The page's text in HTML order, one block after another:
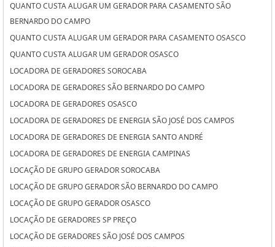
QUANTO CUSTA ALUGAR UM GERADOR PARA CASAMENTO SÃO
BERNARDO DO CAMPO
QUANTO CUSTA ALUGAR UM GERADOR PARA CASAMENTO OSASCO
QUANTO CUSTA ALUGAR UM GERADOR OSASCO
LOCADORA DE GERADORES SOROCABA
LOCADORA DE GERADORES SÃO BERNARDO DO CAMPO
LOCADORA DE GERADORES OSASCO
LOCADORA DE GERADORES DE ENERGIA SÃO JOSÉ DOS CAMPOS
LOCADORA DE GERADORES DE ENERGIA SANTO ANDRÉ
LOCADORA DE GERADORES DE ENERGIA CAMPINAS
LOCAÇÃO DE GRUPO GERADOR SOROCABA
LOCAÇÃO DE GRUPO GERADOR SÃO BERNARDO DO CAMPO
LOCAÇÃO DE GRUPO GERADOR OSASCO
LOCAÇÃO DE GERADORES SP PREÇO
LOCAÇÃO DE GERADORES SÃO JOSÉ DOS CAMPOS